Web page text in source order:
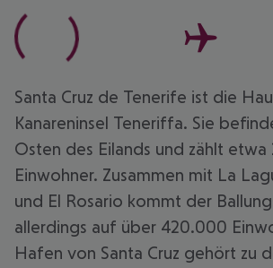
Santa Cruz de Tenerife ist die
Kanareninsel Teneriffa. Sie
Osten des Eilands und zählt etwa
Einwohner. Zusammen mit La
und El Rosario kommt der
allerdings auf über 420.000
Hafen von Santa Cruz gehört zu